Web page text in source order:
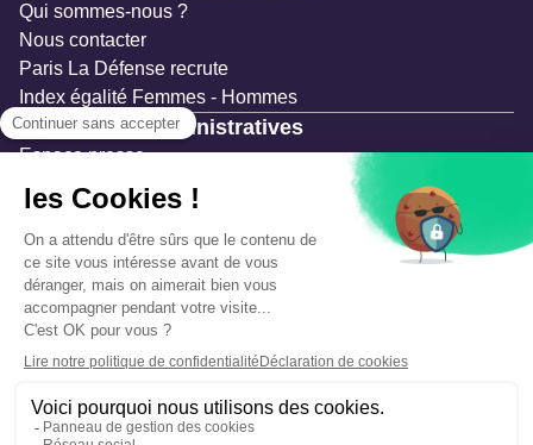
Qui sommes-nous ?
Nous contacter
Paris La Défense recrute
Index égalité Femmes - Hommes
Ressources administratives
Espace presse
Documentation
Marchés publics
Appels à projets & avis d'attribution
Mesures de publicité
Concertations et enquêtes publiques
Précautions et sécurité
Plan de gestion des risques
Mentions légales